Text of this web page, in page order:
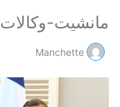
مانشيت-وكالات
Manchette